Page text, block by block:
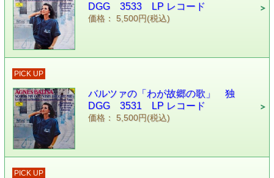
DGG 3533 LP レコード
価格： 5,500円(税込)
PICK UP
バルツァの「わが故郷の歌」 独
DGG 3531 LP レコード
価格： 5,500円(税込)
PICK UP